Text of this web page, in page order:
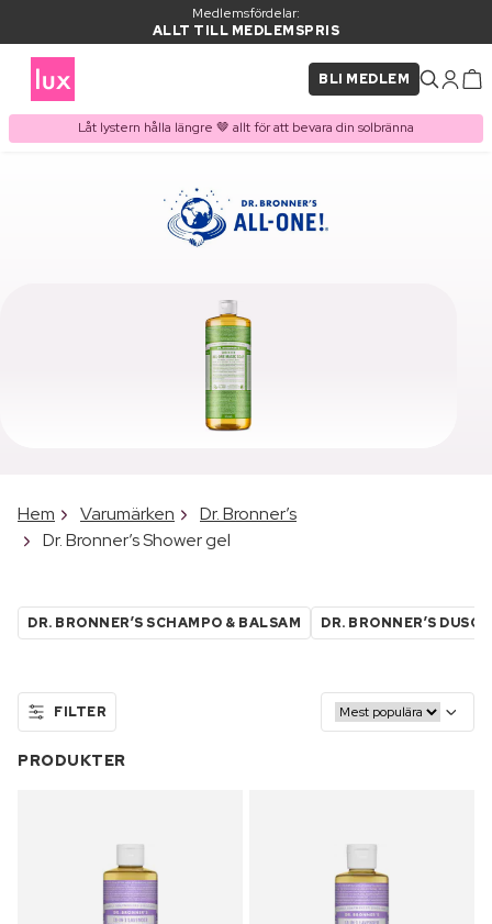
Medlemsfördelar:
ALLT TILL MEDLEMSPRIS
BLI MEDLEM
Låt lystern hålla längre 🤎 allt för att bevara din solbränna
Hem Varumärken
Dr. Bronner’s
Dr. Bronner’s Shower gel
DR. BRONNER’S SCHAMPO & BALSAM DR. BRONNER’S
FILTER
PRODUKTER